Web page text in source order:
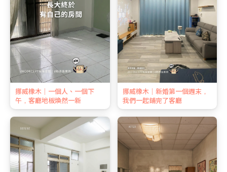
挪威橡木｜一個人、一個下
午，客廳地板煥然一新
挪威橡木｜新婚第一個週末，
我們一起鋪完了客廳